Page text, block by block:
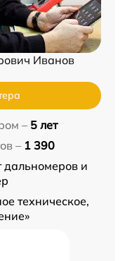
Иванов
– 5 лет
– 1 390
дальномеров и
техническое,